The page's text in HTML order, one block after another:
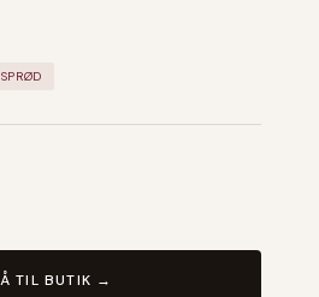
SPRØD
TIL BUTIK →